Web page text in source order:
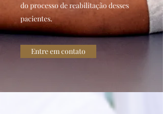
do processo de reabilitação desses
pacientes.
Entre em contato